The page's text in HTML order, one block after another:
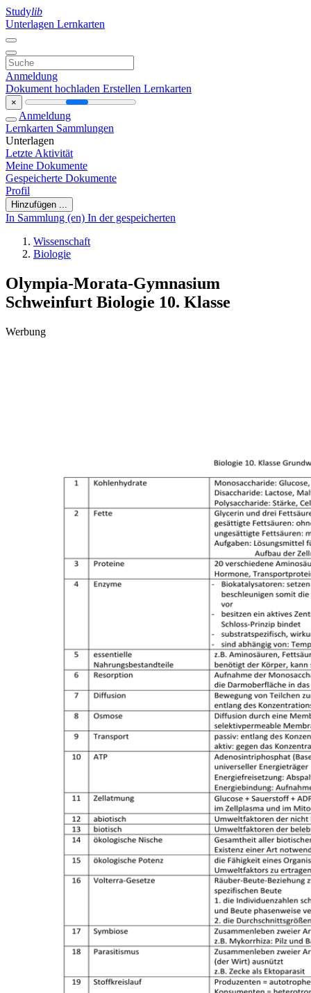
Studylib
Unterlagen Lernkarten
Anmeldung
Dokument hochladen Erstellen Lernkarten
×
Anmeldung
Lernkarten Sammlungen
Unterlagen
Letzte Aktivität
Meine Dokumente
Gespeicherte Dokumente
Profil
Hinzufügen ...
In Sammlung (en) In der gespeicherten
Wissenschaft
Biologie
Olympia-Morata-Gymnasium
Schweinfurt Biologie 10. Klasse
Werbung